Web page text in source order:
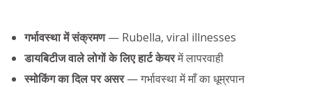
गर्भावस्था में संक्रमण— Rubella, viral illnesses
डायबिटीज वाले लोगों के लिए हार्ट केयरमें लापरवाही
स्मोकिंग का दिल पर असर— गर्भावस्था में माँ का धूम्रपान